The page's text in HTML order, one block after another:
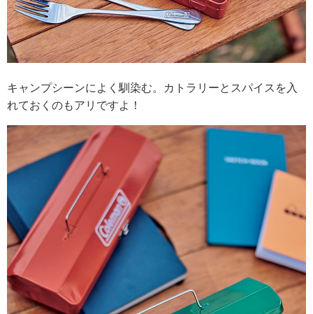
キャンプシーンによく馴染む。カトラリーとスパイスを入
れておくのもアリですよ！